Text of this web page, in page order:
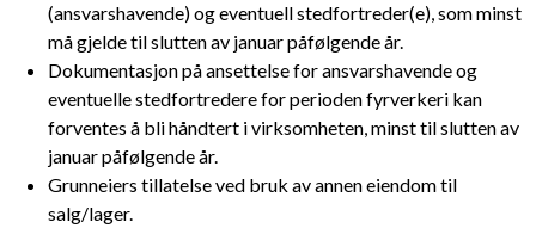
(ansvarshavende) og eventuell stedfortreder(e), som minst
må gjelde til slutten av januar påfølgende år.
Dokumentasjon på ansettelse for ansvarshavende og
eventuelle stedfortredere for perioden fyrverkeri kan
forventes å bli håndtert i virksomheten, minst til slutten av
januar påfølgende år.
Grunneiers tillatelse ved bruk av annen eiendom til
salg/lager.